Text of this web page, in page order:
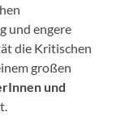
und engere
die Kritischen
großen
und